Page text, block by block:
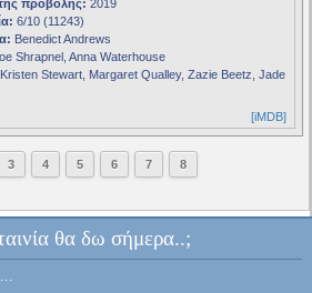
προβολής: 2019
6/10 (11243)
Benedict Andrews
Shrapnel, Anna Waterhouse
Kristen Stewart, Margaret Qualley, Zazie Beetz, Jade
[iMDB]
3 4 5 6 7 8
θα δω σήμερα..;